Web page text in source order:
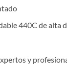
440C de alta
y